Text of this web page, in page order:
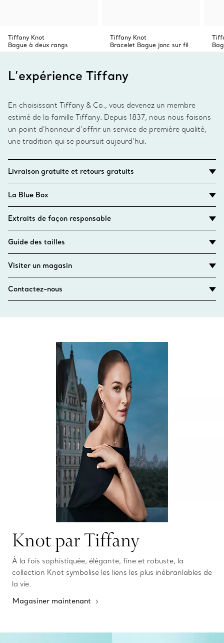
Tiffany Knot
Bague à deux rangs
Tiffany Knot
Bracelet Bague jonc sur fil
L’expérience Tiffany
En choisissant Tiffany & Co., vous devenez un membre
estimé de la famille Tiffany. Depuis 1837, nous nous faisons
un point d’honneur d’offrir un service de première qualité,
une tradition qui se poursuit aujourd’hui.
Livraison gratuite et retours gratuits
La Blue Box
Extraits de façon responsable
Guide des tailles
Visiter un magasin
Contactez-nous
Knot par Tiffany
À la fois sophistiquée, élégante, fine et robuste, la
collection Knot symbolise les liens les plus inébranlables de
la vie.
Magasiner maintenant